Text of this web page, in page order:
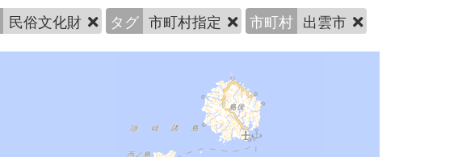
民俗文化財 タグ 市町村指定 市町村 出雲市